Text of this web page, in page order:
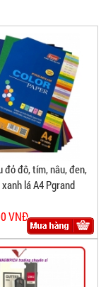
đỏ đô, tím, nâu, đen,
lá A4 Pgrand
VNĐ